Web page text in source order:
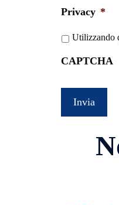
sulla
privacy
Privacy *
Utilizzando
CAPTCHA